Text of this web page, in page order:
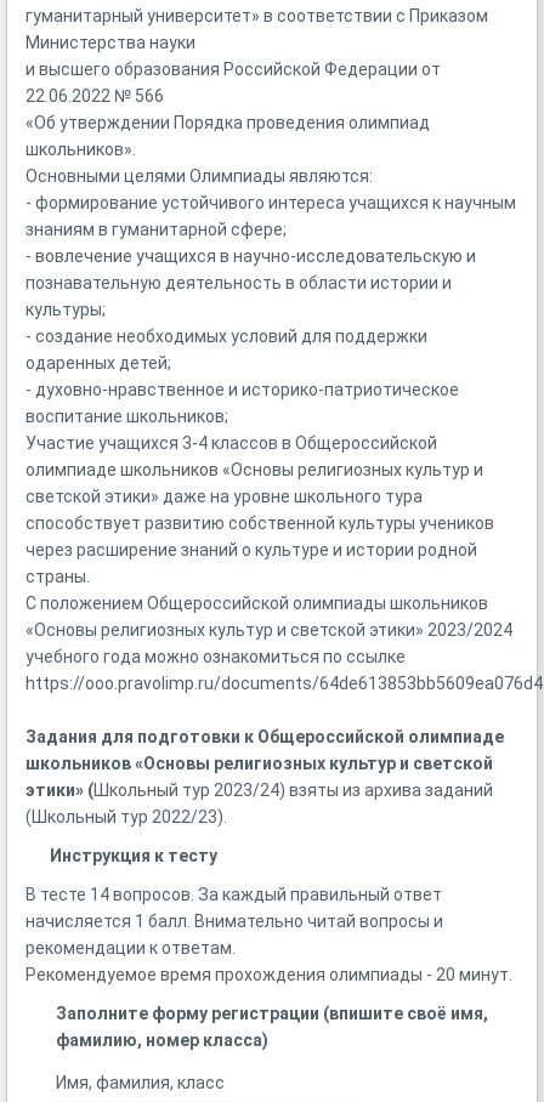
гуманитарный университет» в соответствии с Приказом
Министерства науки
и высшего образования Российской Федерации от
22.06.2022 № 566
«Об утверждении Порядка проведения олимпиад
школьников».
Основными целями Олимпиады являются:
- формирование устойчивого интереса учащихся к научным
знаниям в гуманитарной сфере;
- вовлечение учащихся в научно-исследовательскую и
познавательную деятельность в области истории и
культуры;
- создание необходимых условий для поддержки
одаренных детей;
- духовно-нравственное и историко-патриотическое
воспитание школьников;
Участие учащихся 3-4 классов в Общероссийской
олимпиаде школьников «Основы религиозных культур и
светской этики» даже на уровне школьного тура
способствует развитию собственной культуры учеников
через расширение знаний о культуре и истории родной
страны.
С положением Общероссийской олимпиады школьников
«Основы религиозных культур и светской этики» 2023/2024
учебного года можно ознакомиться по ссылке
https://ooo.pravolimp.ru/documents/
Задания для подготовки к Общероссийской олимпиаде
школьников «Основы религиозных культур и светской
этики» (Школьный тур 2023/24) взяты из архива заданий
(Школьный тур 2022/23).
Инструкция к тесту
В тесте 14 вопросов. За каждый правильный ответ
начисляется 1 балл. Внимательно читай вопросы и
рекомендации к ответам.
Рекомендуемое время прохождения олимпиады - 20 минут.
Заполните форму регистрации (впишите своё имя,
фамилию, номер класса)
Имя, фамилия, класс